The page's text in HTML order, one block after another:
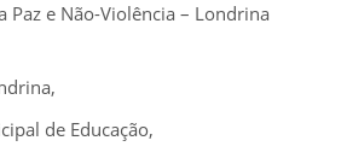
Paz e Não-Violência – Londrina
de Educação,